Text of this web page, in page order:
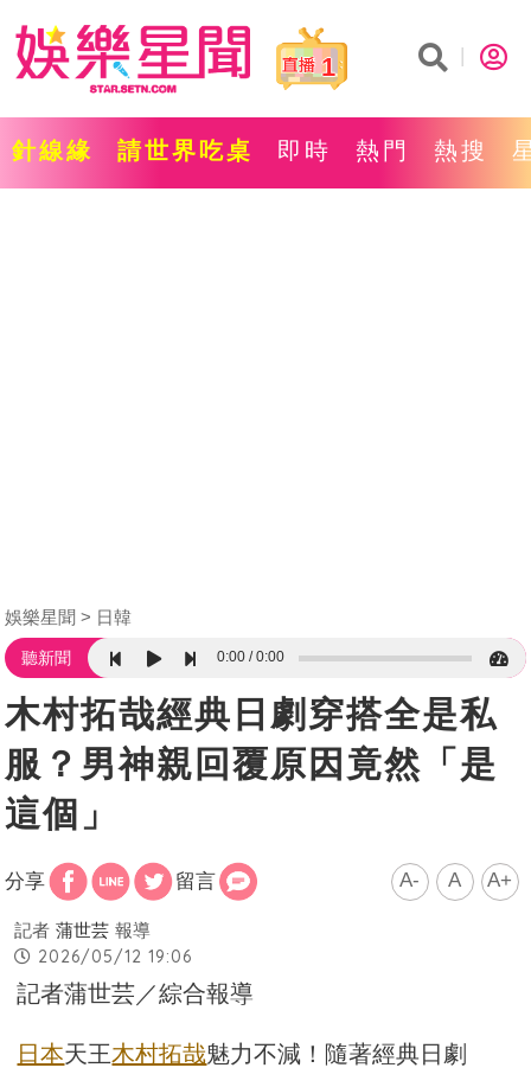
1
針線緣 請世界吃桌 即時 熱門 熱搜
娛樂星聞 日韓
聽新聞 0:00 0:00
木村拓哉經典日劇穿搭全是私
服？男神親回覆原因竟然「是
這個」
分享 留言 A- A A+
記者 蒲世芸 報導
2026/05/12 19:06
記者蒲世芸／綜合報導
日本天王木村拓哉魅力不減！隨著經典日劇